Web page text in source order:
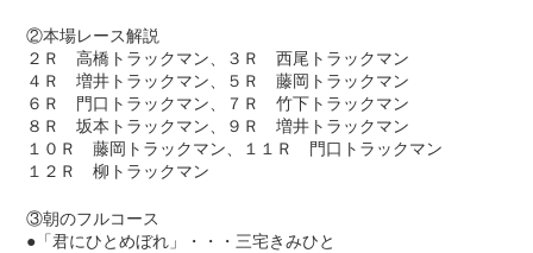
②本場レース解説
２Ｒ 高橋トラックマン、３Ｒ 西尾トラックマン
４Ｒ 増井トラックマン、５Ｒ 藤岡トラックマン
６Ｒ 門口トラックマン、７Ｒ 竹下トラックマン
８Ｒ 坂本トラックマン、９Ｒ 増井トラックマン
１０Ｒ 藤岡トラックマン、１１Ｒ 門口トラックマン
１２Ｒ 柳トラックマン
③朝のフルコース
●「君にひとめぼれ」・・・三宅きみひと